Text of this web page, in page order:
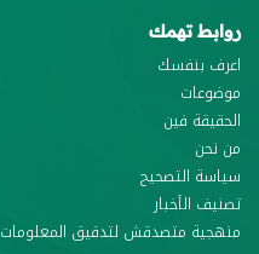
روابط تهمك
اعرف بنفسك
موضوعات
الحقيقة فين
من نحن
سياسة التصحيح
تصنيف الأخبار
منهجية متصدقش لتدقيق المعلومات